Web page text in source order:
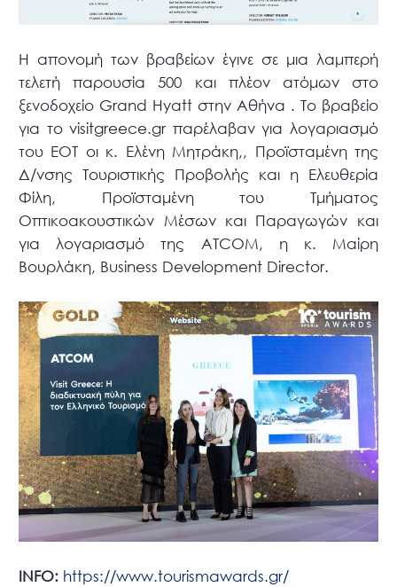
Η απονομή των βραβείων έγινε σε μια λαμπερή
τελετή παρουσία 500 και πλέον ατόμων στο
ξενοδοχείο Grand Hyatt στην Αθήνα . Το βραβείο
για το visitgreece.gr παρέλαβαν για λογαριασμό
του ΕΟΤ οι κ. Ελένη Μητράκη,, Προϊσταμένη της
Δ/νσης Τουριστικής Προβολής και η Ελευθερία
Φίλη, Προϊσταμένη του Τμήματος
Οπτικοακουστικών Μέσων και Παραγωγών και
για λογαριασμό της ATCOM, η κ. Μαίρη
Βουρλάκη, Business Development Director.
INFO: https://www.tourismawards.gr/